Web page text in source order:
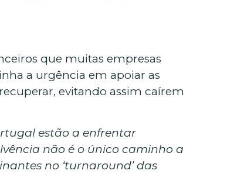
que muitas empresas
a urgência em apoiar as
evitando assim caírem
estão a enfrentar
não é o único caminho a
no ‘turnaround’ das